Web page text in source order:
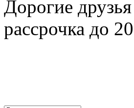
Дорогие
рассрочка до